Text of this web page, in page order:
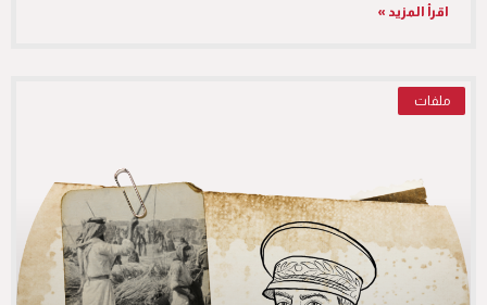
اقرأ المزيد »
ملفات